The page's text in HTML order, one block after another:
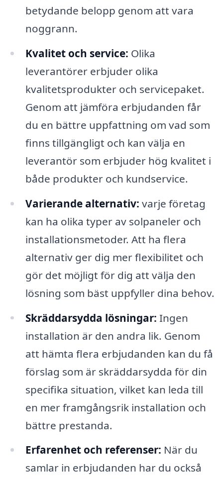
betydande belopp genom att vara
noggrann.
Kvalitet och service: Olika
leverantörer erbjuder olika
kvalitetsprodukter och servicepaket.
Genom att jämföra erbjudanden får
du en bättre uppfattning om vad som
finns tillgängligt och kan välja en
leverantör som erbjuder hög kvalitet i
både produkter och kundservice.
Varierande alternativ: varje företag
kan ha olika typer av solpaneler och
installationsmetoder. Att ha flera
alternativ ger dig mer flexibilitet och
gör det möjligt för dig att välja den
lösning som bäst uppfyller dina behov.
Skräddarsydda lösningar: Ingen
installation är den andra lik. Genom
att hämta flera erbjudanden kan du få
förslag som är skräddarsydda för din
specifika situation, vilket kan leda till
en mer framgångsrik installation och
bättre prestanda.
Erfarenhet och referenser: När du
samlar in erbjudanden har du också